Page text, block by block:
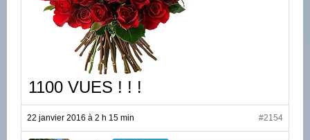
1100 VUES ! ! !
22 janvier 2016 à 2 h 15 min #2154